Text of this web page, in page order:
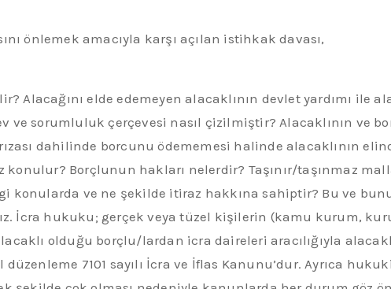
önlemek amacıyla karşı açılan istihkak davası,
Alacağını elde edemeyen alacaklının devlet yardımı ile
sorumluluk çerçevesi nasıl çizilmiştir? Alacaklının ve
dahilinde borcunu ödememesi halinde alacaklının
konulur? Borçlunun hakları nelerdir? Taşınır/taşınmaz
ve ne şekilde itiraz hakkına sahiptir? Bu ve
İcra hukuku; gerçek veya tüzel kişilerin (kamu kurum,
olduğu borçlu/lardan icra daireleri aracılığıyla
7101 sayılı İcra ve İflas Kanunu’dur. Ayrıca